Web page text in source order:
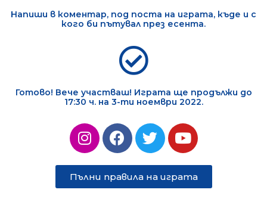
Напиши в коментар, под поста на играта, къде и с
кого би пътувал през есента.
Готово! Вече участваш! Играта ще продължи до
17:30 ч. на 3-ти ноември 2022.
Пълни правила на играта